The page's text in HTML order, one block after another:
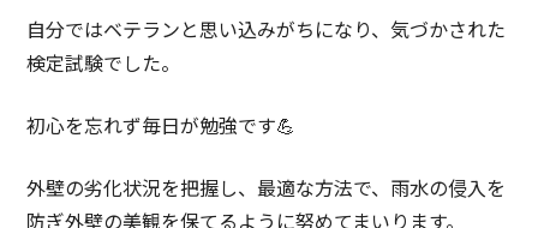
自分ではベテランと思い込みがちになり、気づかされた
検定試験でした。
初心を忘れず毎日が勉強です💪
外壁の劣化状況を把握し、最適な方法で、雨水の侵入を
防ぎ外壁の美観を保てるように努めてまいります。